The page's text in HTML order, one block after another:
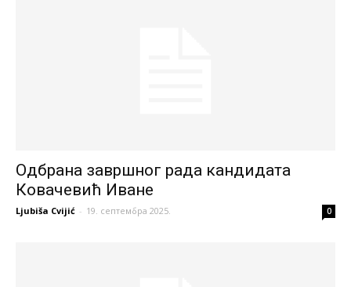
Одбрана завршног рада кандидата
Ковачевић Иване
Ljubiša Cvijić - 19. септембра 2025. 0